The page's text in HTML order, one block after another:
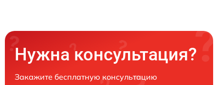
Нужна консультация?
Закажите бесплатную консультацию